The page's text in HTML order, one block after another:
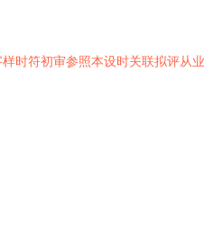
时符初审参照本设时关联拟评从